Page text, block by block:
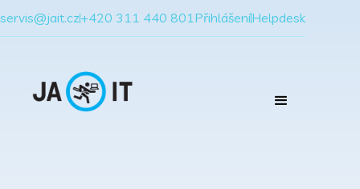
servis@jait.cz+420 311 440 801PřihlášeníHelpdesk